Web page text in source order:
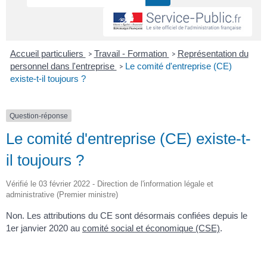
Accueil particuliers > Travail - Formation > Représentation du
personnel dans l'entreprise > Le comité d'entreprise (CE)
existe-t-il toujours ?
Question-réponse
Le comité d'entreprise (CE) existe-t-
il toujours ?
Vérifié le 03 février 2022 - Direction de l'information légale et
administrative (Premier ministre)
Non. Les attributions du CE sont désormais confiées depuis le
1er janvier 2020 au comité social et économique (CSE).